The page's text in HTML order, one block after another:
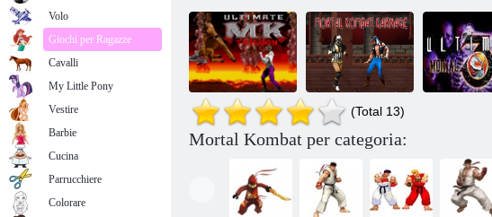
Trilogia
definitiva di
Mortal Kombat
Kombat 3
(Total 13)
Mortal Kombat per categoria:
Volo
Giochi per Ragazze
Cavalli
My Little Pony
Vestire
Barbie
Cucina
Parrucchiere
Colorare